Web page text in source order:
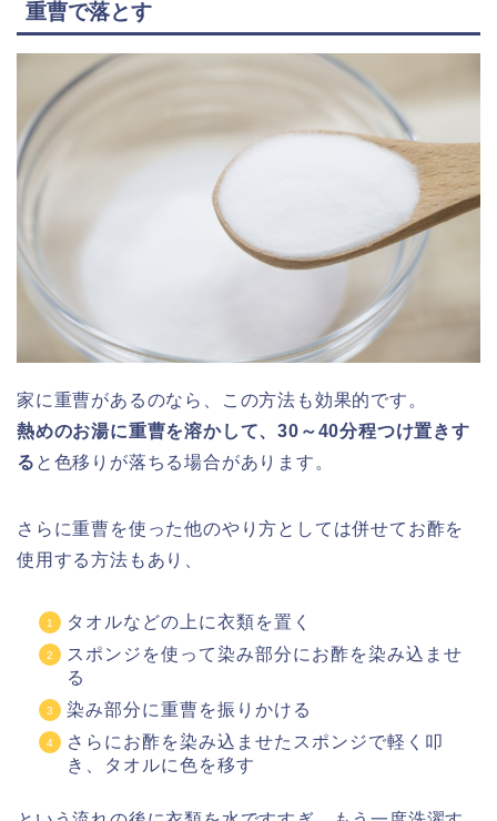
重曹で落とす
家に重曹があるのなら、この方法も効果的です。
熱めのお湯に重曹を溶かして、30～40分程つけ置きす
る と色移りが落ちる場合があります。
さらに重曹を使った他のやり方としては併せてお酢を
使用する方法もあり、
タオルなどの上に衣類を置く
スポンジを使って染み部分にお酢を染み込ませ
る
染み部分に重曹を振りかける
さらにお酢を染み込ませたスポンジで軽く叩
き、タオルに色を移す